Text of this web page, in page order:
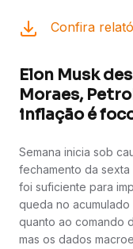
Confira
Elon Musk
Moraes,
inflação é
Semana inicia sob
fechamento da
foi suficiente para
queda no acumulado
quanto ao comando
mas os dados